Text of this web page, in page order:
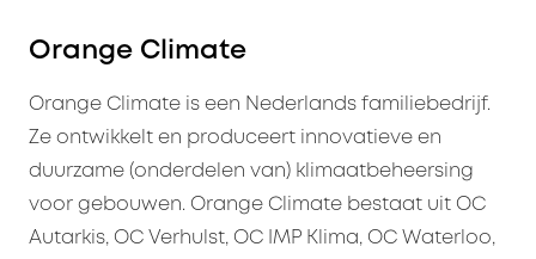
Orange Climate
Orange Climate is een Nederlands familiebedrijf.
Ze ontwikkelt en produceert innovatieve en
duurzame (onderdelen van) klimaatbeheersing
voor gebouwen. Orange Climate bestaat uit OC
Autarkis, OC Verhulst, OC IMP Klima, OC Waterloo,